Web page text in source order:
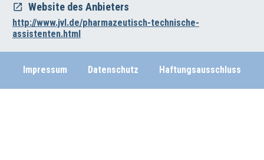
Website des Anbieters
http://www.jvl.de/pharmazeutisch-technische-
assistenten.html
Impressum Datenschutz Haftungsausschluss